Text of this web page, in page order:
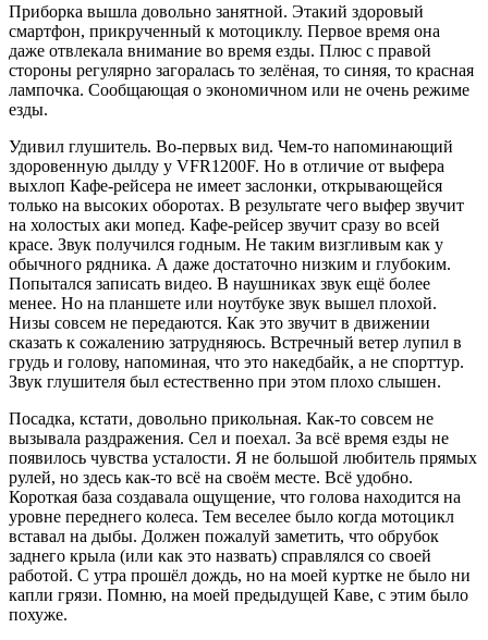
Приборка вышла довольно занятной. Этакий здоровый
смартфон, прикрученный к мотоциклу. Первое время она
даже отвлекала внимание во время езды. Плюс с правой
стороны регулярно загоралась то зелёная, то синяя, то красная
лампочка. Сообщающая о экономичном или не очень режиме
езды.
Удивил глушитель. Во-первых вид. Чем-то напоминающий
здоровенную дылду у VFR1200F. Но в отличие от выфера
выхлоп Кафе-рейсера не имеет заслонки, открывающейся
только на высоких оборотах. В результате чего выфер звучит
на холостых аки мопед. Кафе-рейсер звучит сразу во всей
красе. Звук получился годным. Не таким визгливым как у
обычного рядника. А даже достаточно низким и глубоким.
Попытался записать видео. В наушниках звук ещё более
менее. Но на планшете или ноутбуке звук вышел плохой.
Низы совсем не передаются. Как это звучит в движении
сказать к сожалению затрудняюсь. Встречный ветер лупил в
грудь и голову, напоминая, что это накедбайк, а не спорттур.
Звук глушителя был естественно при этом плохо слышен.
Посадка, кстати, довольно прикольная. Как-то совсем не
вызывала раздражения. Сел и поехал. За всё время езды не
появилось чувства усталости. Я не большой любитель прямых
рулей, но здесь как-то всё на своём месте. Всё удобно.
Короткая база создавала ощущение, что голова находится на
уровне переднего колеса. Тем веселее было когда мотоцикл
вставал на дыбы. Должен пожалуй заметить, что обрубок
заднего крыла (или как это назвать) справлялся со своей
работой. С утра прошёл дождь, но на моей куртке не было ни
капли грязи. Помню, на моей предыдущей Каве, с этим было
похуже.